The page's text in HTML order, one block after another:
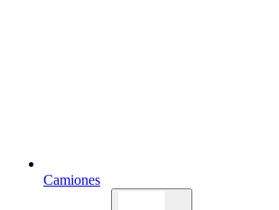
Camiones